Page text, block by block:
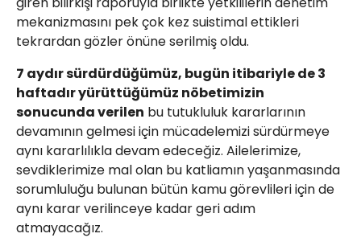
mekanizmasını pek çok kez suistimal ettikleri
tekrardan gözler önüne serilmiş oldu.
7 aydır sürdürdüğümüz, bugün itibariyle de 3
haftadır yürüttüğümüz nöbetimizin
sonucunda verilen bu tutukluluk kararlarının
devamının gelmesi için mücadelemizi sürdürmeye
aynı kararlılıkla devam edeceğiz. Ailelerimize,
sevdiklerimize mal olan bu katliamın yaşanmasında
sorumluluğu bulunan bütün kamu görevlileri için de
aynı karar verilinceye kadar geri adım
atmayacağız.